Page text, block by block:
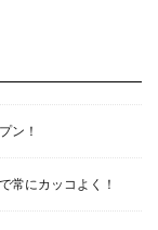
目９－２３ 晃進ビル2F
ラットライフワーク1F
ン！
常にカッコよく！